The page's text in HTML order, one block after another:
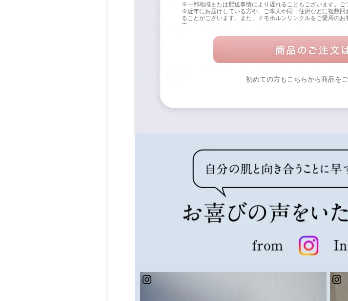
※一部地域または配送事情により遅れることもございます。ご
※近年にお届けしている方や、ご本人や同一住所などに複数
ることがございます。また、ドモホルンリンクルをご愛用の
す。
初めての方もこちらから商品を